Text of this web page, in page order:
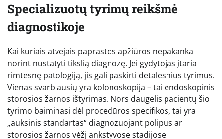
Specializuotų tyrimų reikšmė
diagnostikoje
Kai kuriais atvejais paprastos apžiūros nepakanka
norint nustatyti tikslią diagnozę. Jei gydytojas įtaria
rimtesnę patologiją, jis gali paskirti detalesnius tyrimus.
Vienas svarbiausių yra kolonoskopija – tai endoskopinis
storosios žarnos ištyrimas. Nors daugelis pacientų šio
tyrimo baiminasi dėl procedūros specifikos, tai yra
„auksinis standartas“ diagnozuojant polipus ar
storosios žarnos vėžį ankstyvose stadijose.